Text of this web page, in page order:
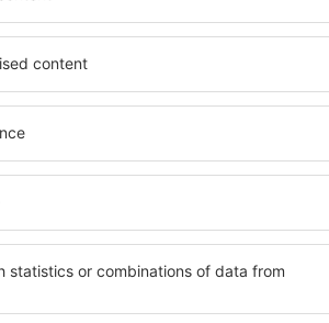
în
fi
inclusiv proprietăți pentru
persoane ȋn vârstă și
hoteluri și pensiuni care
orașului Lamotte-Beuvron.
companii de închirieri
reparaţii și locuri de
extraordinară.
Dacă doriţi cazare de lux
una care să se
vacanță sau călătoria de
rezerva cazare în
persoanele cu dizabilități,
care călătoresc cu animale